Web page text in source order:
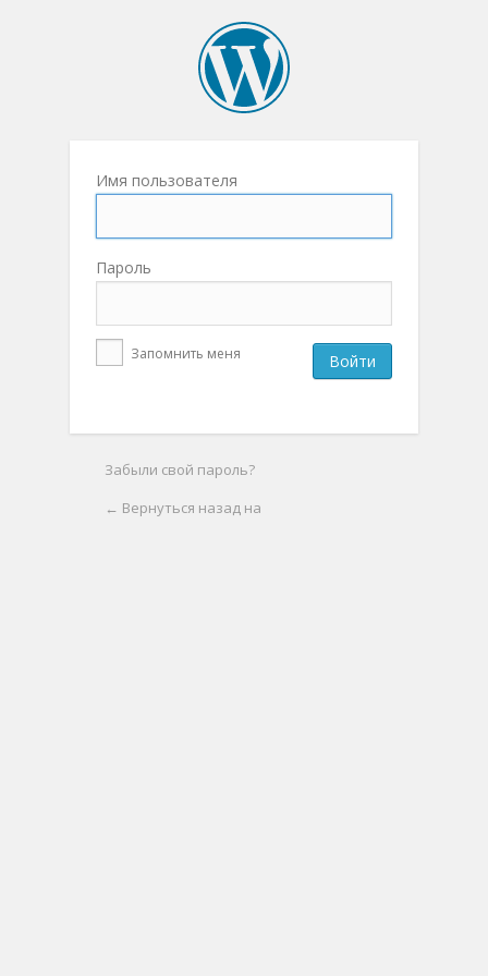
Имя пользователя
Пароль
Запомнить меня
Забыли свой пароль?
← Вернуться назад на